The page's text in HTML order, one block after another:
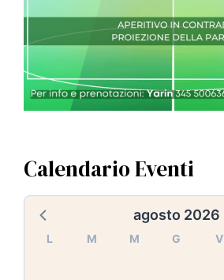
Calendario Eventi
agosto 2026
L M M G V